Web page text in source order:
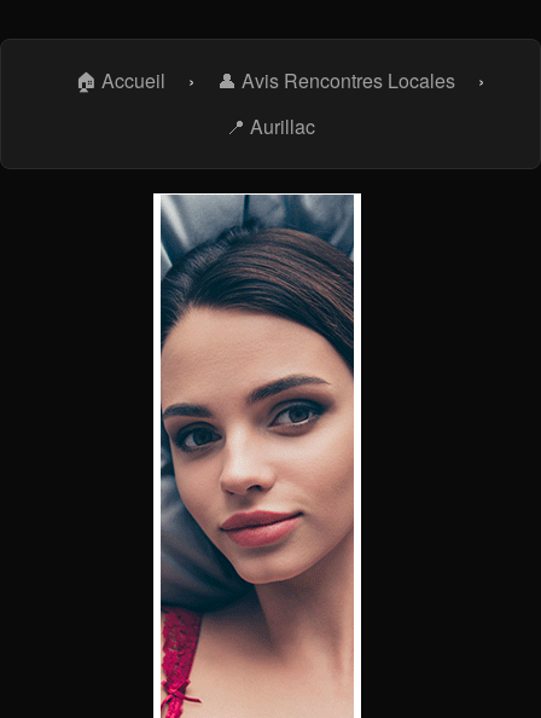
🏠 Accueil › 👤 Avis Rencontres Locales
›
📍 Aurillac